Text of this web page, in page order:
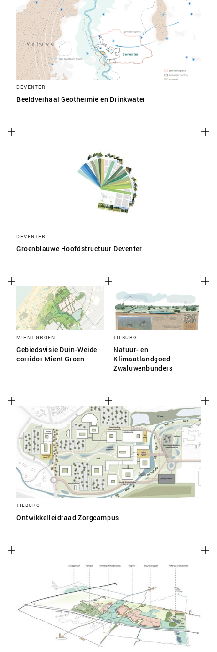
DEVENTER
Beeldverhaal Geothermie en Drinkwater
DEVENTER
Groenblauwe Hoofdstructuur Deventer
MIENT GROEN
Gebiedsvisie Duin-Weide
corridor Mient Groen
TILBURG
Natuur- en
Klimaatlandgoed
Zwaluwenbunders
TILBURG
Ontwikkelleidraad Zorgcampus
SLA VOORKEUREN OP